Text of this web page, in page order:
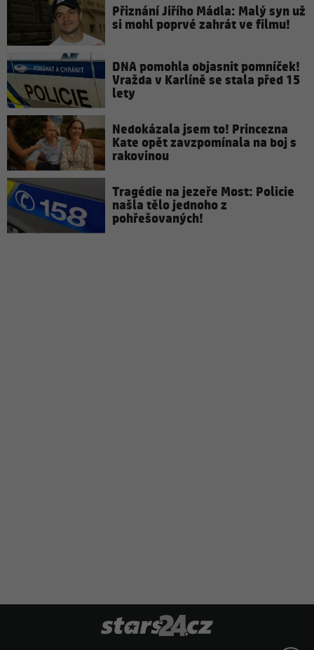
Přiznání Jiřího Mádla: Malý syn už
si mohl poprvé zahrát ve filmu!
DNA pomohla objasnit pomníček!
Vražda v Karlíně se stala před 15
lety
Nedokázala jsem to! Princezna
Kate opět zavzpomínala na boj s
rakovinou
Tragédie na jezeře Most: Policie
našla tělo jednoho z
pohřešovaných!